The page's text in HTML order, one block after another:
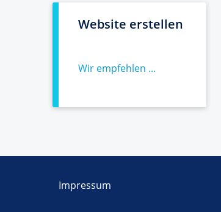
Website erstellen
Wir empfehlen ...
Impressum